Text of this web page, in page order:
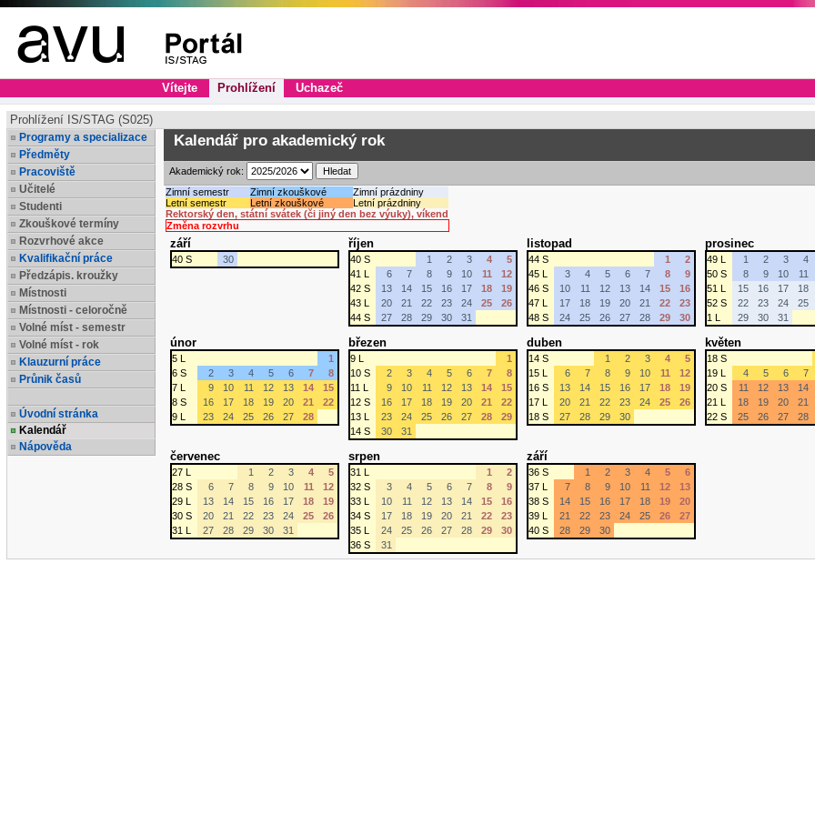
Vítejte Prohlížení Uchazeč
Prohlížení IS/STAG (S025)
Programy a specializace
Předměty
Pracoviště
Učitelé
Studenti
Zkouškové termíny
Rozvrhové akce
Kvalifikační práce
Předzápis. kroužky
Místnosti
Místnosti - celoročně
Volné míst - semestr
Volné míst - rok
Klauzurní práce
Průnik časů
Úvodní stránka
Kalendář
Nápověda
Kalendář pro akademický rok
Akademický rok:
Zimní semestr
Zimní zkouškové
Zimní prázdniny
Letní semestr
Letní zkouškové
Letní prázdniny
Rektorský den, státní svátek (či jiný den bez výuky), víkend
Změna rozvrhu
září
40 S 30
říjen
40 S 1 2 3 4
5
41 L
6 7 8 9 10 11
12
42 S
13 14 15 16 17 18
19
43 L
20 21 22 23 24 25
26
44 S
27 28 29 30 31
listopad
44 S 1
2
45 L
3 4 5 6 7 8
9
46 S
10 11 12 13 14 15
16
47 L
17 18 19 20 21 22
23
48 S
24 25 26 27 28 29 30
prosinec
49 L 1 2 3 4
50 S
8 9 10 11
51 L
15 16 17 18
52 S
22 23 24 25
1 L
29 30 31
únor
5 L
1
6 S
2 3 4 5 6 7
8
7 L
9 10 11 12 13 14
15
8 S
16 17 18 19 20 21
22
9 L
23 24 25 26 27 28
březen
9 L
1
10 S
2 3 4 5 6 7
8
11 L
9 10 11 12 13 14
15
12 S
16 17 18 19 20 21
22
13 L
23 24 25 26 27 28
29
14 S
30 31
duben
14 S 1 2 3 4
5
15 L
6 7 8 9 10 11
12
16 S
13 14 15 16 17 18
19
17 L
20 21 22 23 24 25
26
18 S
27 28 29 30
květen
18 S
19 L
4 5 6 7
20 S
11 12 13 14
21 L
18 19 20 21
22 S
25 26 27 28
červenec
27 L 1 2 3 4
5
28 S
6 7 8 9 10 11
12
29 L
13 14 15 16 17 18
19
30 S
20 21 22 23 24 25
26
31 L
27 28 29 30 31
srpen
31 L 1
2
32 S
3 4 5 6 7 8
9
33 L
10 11 12 13 14 15
16
34 S
17 18 19 20 21 22
23
35 L
24 25 26 27 28 29
30
36 S
31
září
36 S 1 2 3 4 5
6
37 L
7 8 9 10 11 12
13
38 S
14 15 16 17 18 19
20
39 L
21 22 23 24 25 26
27
40 S
28 29 30